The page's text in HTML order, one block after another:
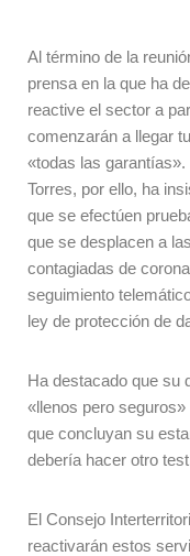
Al término de la
prensa en la que ha
reactive el sector a
comenzarán a llegar
«todas las garantías».
Torres, por ello, ha
que se efectúen
que se desplacen a
contagiadas de
seguimiento
ley de protección de
Ha destacado que su
«llenos pero
que concluyan su
debería hacer otro
El Consejo
reactivarán estos